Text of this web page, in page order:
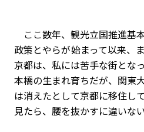
ここ数年、観光立国推進基
政策とやらが始まって以来、
京都は、私には苦手な街とな
本橋の生まれ育ちだが、関東
は消えたとして京都に移住し
見たら、腰を抜かすに違いない